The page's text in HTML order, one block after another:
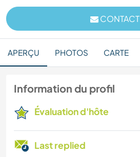
CONTACT
APERÇU PHOTOS CARTE
Information du profil
Évaluation d'hôte
Last replied